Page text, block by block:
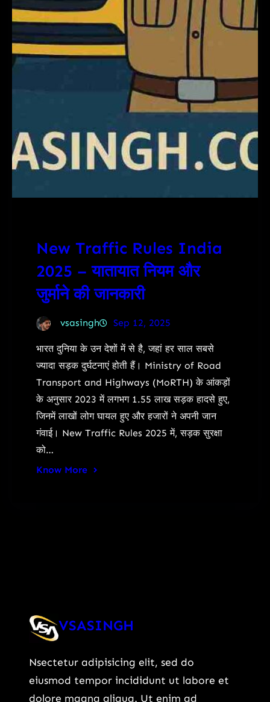
New Traffic Rules India
2025 – यातायात नियम और
जुर्माने की जानकारी
vsasingh Sep 12, 2025
भारत दुनिया के उन देशों में से है, जहां हर साल सबसे
ज्यादा सड़क दुर्घटनाएं होती हैं। Ministry of Road
Transport and Highways (MoRTH) के आंकड़ों
के अनुसार 2023 में लगभग 1.55 लाख सड़क हादसे हुए,
जिनमें लाखों लोग घायल हुए और हजारों ने अपनी जान
गंवाई। New Traffic Rules 2025 में, सड़क सुरक्षा
को…
Know More
VSASINGH
Nsectetur adipisicing elit, sed do
eiusmod tempor incididunt ut labore et
dolore magna aliqua. Ut enim ad